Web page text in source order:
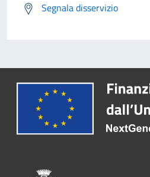
Segnala disservizio